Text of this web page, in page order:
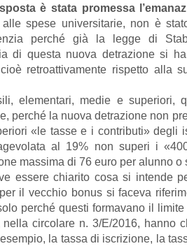
è stata promessa
alle spese universitarie, non è
perché già la legge di
di questa nuova detrazione si
retroattivamente rispetto alla
elementari, medie e superiori,
perché la nuova detrazione non
«le tasse e i contributi» degli
al 19% non superi i
massima di 76 euro per alunno o
essere chiarito cosa si intende
il vecchio bonus si faceva
perché questi formavano il
nella circolare n. 3/E/2016, hanno
la tassa di iscrizione, la